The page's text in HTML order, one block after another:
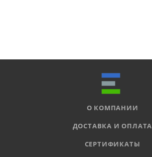
О КОМПАНИИ
ДОСТАВКА И ОПЛАТА
СЕРТИФИКАТЫ